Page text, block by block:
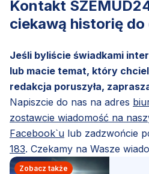
Kontakt
ciekawą historię
Jeśli byliście świadkami
lub macie temat, który
redakcja poruszyła,
Napiszcie do nas na adres
zostawcie wiadomość na
Facebook`u lub zadzwońcie
183. Czekamy na Wasze
Zobacz także